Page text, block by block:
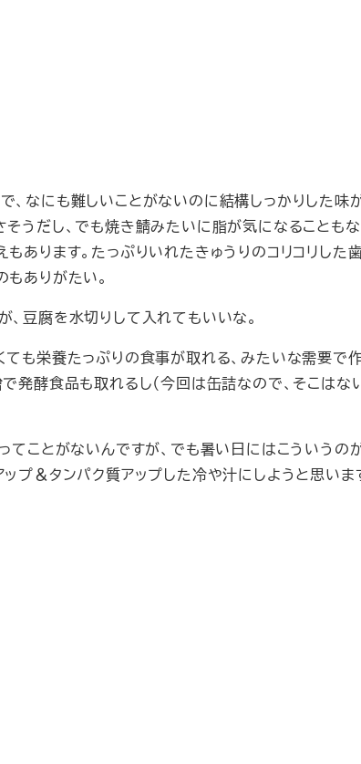
なにも難しいことがないのに結構しっかりした味
うだし、でも焼き鯖みたいに脂が気になることもな
あります。たっぷりいれたきゅうりのコリコリした
ありがたい。
豆腐を水切りして入れてもいいな。
も栄養たっぷりの食事が取れる、みたいな需要で
発酵食品も取れるし（今回は缶詰なので、そこはな
てことがないんですが、でも暑い日にはこういうの
プ＆タンパク質アップした冷や汁にしようと思いま